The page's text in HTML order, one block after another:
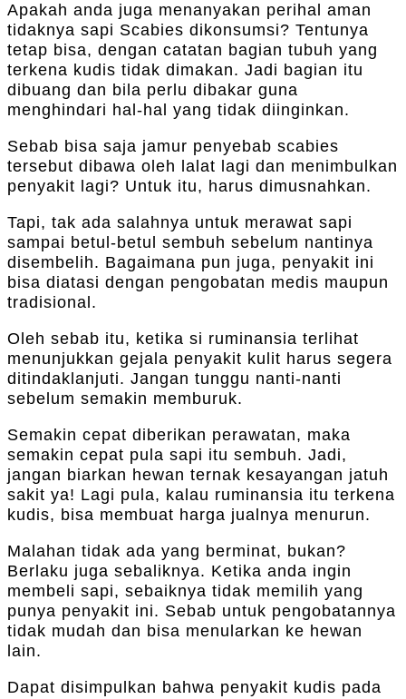
Apakah anda juga menanyakan perihal aman
tidaknya sapi Scabies dikonsumsi? Tentunya
tetap bisa, dengan catatan bagian tubuh yang
terkena kudis tidak dimakan. Jadi bagian itu
dibuang dan bila perlu dibakar guna
menghindari hal-hal yang tidak diinginkan.
Sebab bisa saja jamur penyebab scabies
tersebut dibawa oleh lalat lagi dan menimbulkan
penyakit lagi? Untuk itu, harus dimusnahkan.
Tapi, tak ada salahnya untuk merawat sapi
sampai betul-betul sembuh sebelum nantinya
disembelih. Bagaimana pun juga, penyakit ini
bisa diatasi dengan pengobatan medis maupun
tradisional.
Oleh sebab itu, ketika si ruminansia terlihat
menunjukkan gejala penyakit kulit harus segera
ditindaklanjuti. Jangan tunggu nanti-nanti
sebelum semakin memburuk.
Semakin cepat diberikan perawatan, maka
semakin cepat pula sapi itu sembuh. Jadi,
jangan biarkan hewan ternak kesayangan jatuh
sakit ya! Lagi pula, kalau ruminansia itu terkena
kudis, bisa membuat harga jualnya menurun.
Malahan tidak ada yang berminat, bukan?
Berlaku juga sebaliknya. Ketika anda ingin
membeli sapi, sebaiknya tidak memilih yang
punya penyakit ini. Sebab untuk pengobatannya
tidak mudah dan bisa menularkan ke hewan
lain.
Dapat disimpulkan bahwa penyakit kudis pada